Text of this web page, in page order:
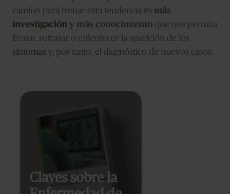
camino para frenar esta tendencia es más
investigación y más conocimiento que nos permita
frenar, retrasar o enlentecer la aparición de los
síntomas y, por tanto, el diagnóstico de nuevos casos.